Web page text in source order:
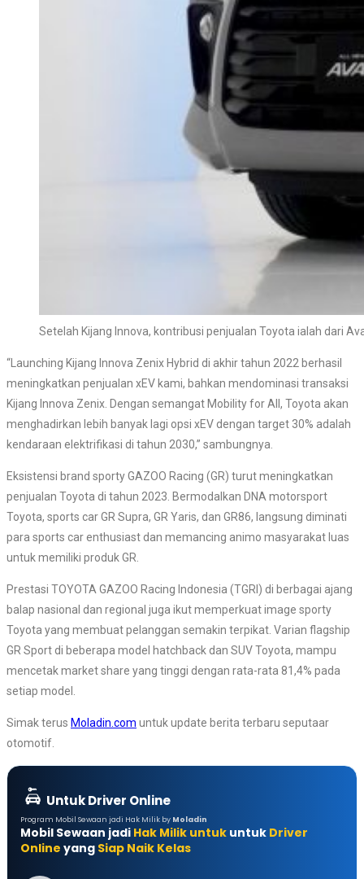
Setelah Kijang Innova, kontribusi penjualan Toyota ialah dari
“Launching Kijang Innova Zenix Hybrid di akhir tahun 2022 berhasil
meningkatkan penjualan xEV kami, bahkan mendominasi transaksi
Kijang Innova Zenix. Dengan semangat Mobility for All, Toyota akan
menghadirkan lebih banyak lagi opsi xEV dengan target 30% adalah
kendaraan elektrifikasi di tahun 2030,” sambungnya.
Eksistensi brand sporty GAZOO Racing (GR) turut meningkatkan
penjualan Toyota di tahun 2023. Bermodalkan DNA motorsport
Toyota, sports car GR Supra, GR Yaris, dan GR86, langsung diminati
para sports car enthusiast dan memancing animo masyarakat luas
untuk memiliki produk GR.
Prestasi TOYOTA GAZOO Racing Indonesia (TGRI) di berbagai ajang
balap nasional dan regional juga ikut memperkuat image sporty
Toyota yang membuat pelanggan semakin terpikat. Varian flagship
GR Sport di beberapa model hatchback dan SUV Toyota, mampu
mencetak market share yang tinggi dengan rata-rata 81,4% pada
setiap model.
Simak terus Moladin.com untuk update berita terbaru seputaar
otomotif.
Untuk Driver Online
Program Mobil Sewaan jadi Hak Milik by Moladin
Mobil Sewaan jadi Hak Milik untuk untuk Driver
Online yang Siap Naik Kelas